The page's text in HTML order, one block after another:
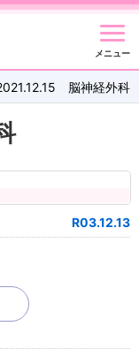
メニュー
脳神経外科
R03.12.13